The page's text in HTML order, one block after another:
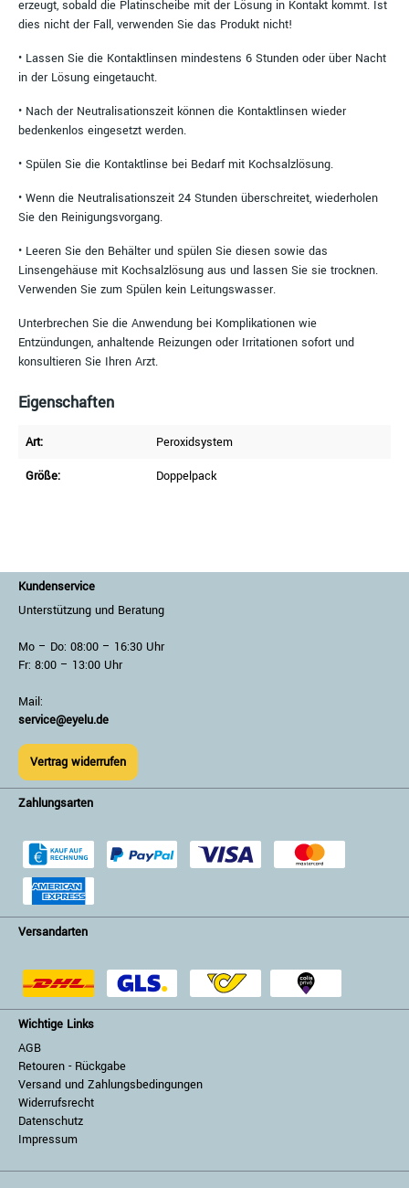
erzeugt, sobald die Platinscheibe mit der Lösung in Kontakt kommt. Ist
dies nicht der Fall, verwenden Sie das Produkt nicht!
• Lassen Sie die Kontaktlinsen mindestens 6 Stunden oder über Nacht
in der Lösung eingetaucht.
• Nach der Neutralisationszeit können die Kontaktlinsen wieder
bedenkenlos eingesetzt werden.
• Spülen Sie die Kontaktlinse bei Bedarf mit Kochsalzlösung.
• Wenn die Neutralisationszeit 24 Stunden überschreitet, wiederholen
Sie den Reinigungsvorgang.
• Leeren Sie den Behälter und spülen Sie diesen sowie das
Linsengehäuse mit Kochsalzlösung aus und lassen Sie sie trocknen.
Verwenden Sie zum Spülen kein Leitungswasser.
Unterbrechen Sie die Anwendung bei Komplikationen wie
Entzündungen, anhaltende Reizungen oder Irritationen sofort und
konsultieren Sie Ihren Arzt.
Eigenschaften
Art:
Peroxidsystem
Größe:
Doppelpack
Kundenservice
Unterstützung und Beratung
Mo – Do: 08:00 – 16:30 Uhr
Fr: 8:00 – 13:00 Uhr
Mail:
service@eyelu.de
Vertrag widerrufen
Zahlungsarten
Versandarten
Wichtige Links
AGB
Retouren - Rückgabe
Versand und Zahlungsbedingungen
Widerrufsrecht
Datenschutz
Impressum